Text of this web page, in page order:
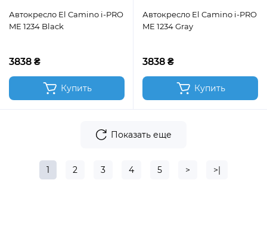
Автокресло El Camino i-PRO
ME 1234 Black
3838 ₴
Купить
Автокресло El Camino i-PRO
ME 1234 Gray
3838 ₴
Купить
Показать еще
1 2 3 4 5 > >|